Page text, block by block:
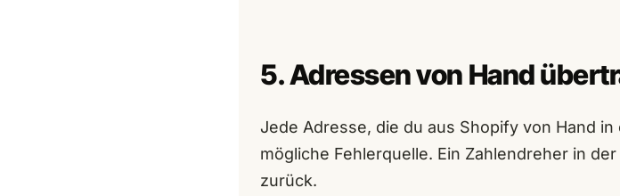
5. Adressen von Hand
Jede Adresse, die du aus Shopify von Hand
mögliche Fehlerquelle. Ein Zahlendreher in
zurück.